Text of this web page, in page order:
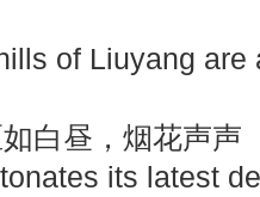
of Liuyang
白昼，烟花声声
its latest